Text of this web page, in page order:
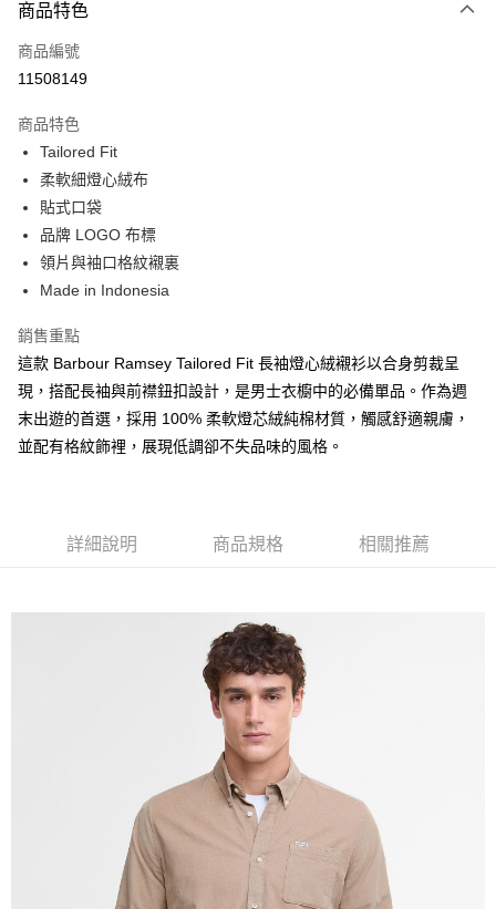
信用卡一次付款
信用卡分期付款
合作金庫商業銀行
華南商業銀行
上海商業儲蓄銀行
國泰世華商業銀行
臺灣中小企業銀行
匯豐（台灣）商業銀行
聯邦商業銀行
元大商業銀行
台新國際商業銀行
台灣樂天信用卡公司
Apple Pay
街口支付
悠遊付
全盈+PAY
AFTEE先享後付
相關說明
【關於「AFTEE先享後付」】
３．安心：先確認商品／服務後，再付款。
結帳頁面，進行簡訊認證並確認金額後，即可完成結帳。
２．訂單成立數日內，您將收到繳費通知簡訊。
３．收到繳費通知簡訊後14天內，點擊此簡訊中的連結，可透過四大超商／
ATM／網路銀行／等多元方式進行付款，方視為交易完成。
※ 請注意：結帳手續完成當下不需立刻繳費，但若您需要取消訂單，請聯絡
購買商品的店家。未經商家同意取消之訂單仍視為有效，需透過AFTEE先享
※ 交易是否成功請以「AFTEE先享後付 」之結帳頁面顯示為準，若有關於
是否繳費成功／繳費後需取消欲退款等相關疑問，請聯繫「AFTEE先享後付
https://netprotections.freshdesk.com/support/home
１．透過由恩沛科技股份有限公司提供之「AFTEE先享後付」服務完成之交
易，需依本服務之必要範圍內提供個人資料，並將交易相關給付款項請求債
權轉讓予恩沛科技股份有限公司。
ATM付款
黑貓宅急便配送到府
商品特色
商品編號
11508149
商品特色
Tailored Fit
柔軟細燈心絨布
貼式口袋
品牌 LOGO 布標
領片與袖口格紋襯裏
Made in Indonesia
銷售重點
這款 Barbour Ramsey Tailored Fit 長袖燈心絨襯衫以合身剪裁呈
現，搭配長袖與前襟鈕扣設計，是男士衣櫥中的必備單品。作為週
末出遊的首選，採用 100% 柔軟燈芯絨純棉材質，觸感舒適親膚，
並配有格紋飾裡，展現低調卻不失品味的風格。
詳細說明 商品規格 相關推薦